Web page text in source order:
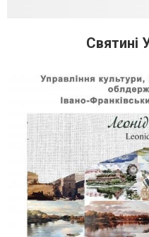
Святині